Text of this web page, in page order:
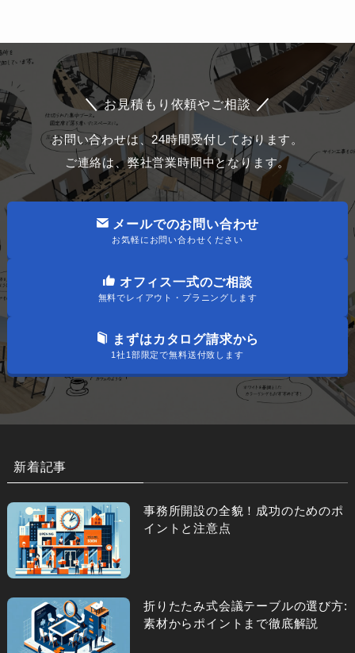
＼ お見積もり依頼やご相談 ／
お問い合わせは、24時間受付しております。
ご連絡は、弊社営業時間中となります。
メールでのお問い合わせ
お気軽にお問い合わせください
オフィス一式のご相談
無料でレイアウト・プラニングします
まずはカタログ請求から
1社1部限定で無料送付致します
新着記事
事務所開設の全貌！成功のためのポ
イントと注意点
折りたたみ式会議テーブルの選び方:
素材からポイントまで徹底解説